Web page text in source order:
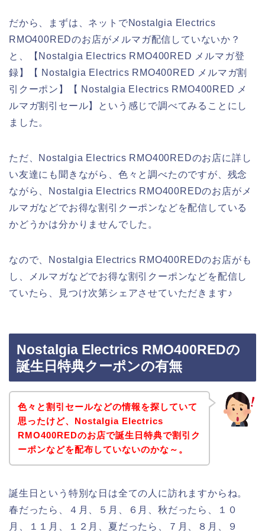
だから、まずは、ネットでNostalgia Electrics
RMO400REDのお店がメルマガ配信していないか？
と、【Nostalgia Electrics RMO400RED メルマガ登
録】【 Nostalgia Electrics RMO400RED メルマガ割
引クーポン】【 Nostalgia Electrics RMO400RED メ
ルマガ割引セール】という感じで調べてみることにし
ました。
ただ、Nostalgia Electrics RMO400REDのお店に詳し
い友達にも聞きながら、色々と調べたのですが、残念
ながら、Nostalgia Electrics RMO400REDのお店がメ
ルマガなどでお得な割引クーポンなどを配信している
かどうかは分かりませんでした。
なので、Nostalgia Electrics RMO400REDのお店がも
し、メルマガなどでお得な割引クーポンなどを配信し
ていたら、見つけ次第シェアさせていただきます♪
Nostalgia Electrics RMO400REDの
誕生日特典クーポンの有無
色々と割引セールなどの情報を探していて
思ったけど、Nostalgia Electrics
RMO400REDのお店で誕生日特典で割引ク
ーポンなどを配布していないのかな～。
誕生日という特別な日は全ての人に訪れますからね。
春だったら、４月、５月、６月、秋だったら、１０
月、１１月、１２月、夏だったら、７月、８月、９